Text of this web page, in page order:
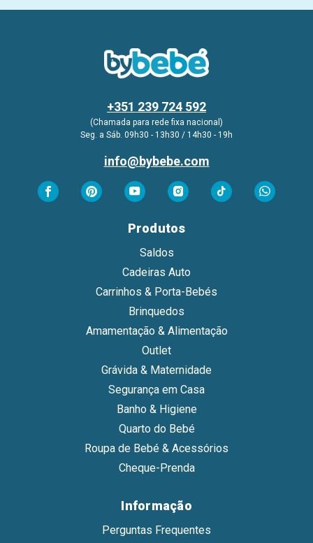
+351 239 724 592
(Chamada para rede fixa nacional)
Seg. a Sáb. 09h30 - 13h30 / 14h30 - 19h
info@bybebe.com
Produtos
Saldos
Cadeiras Auto
Carrinhos & Porta-Bebés
Brinquedos
Amamentação & Alimentação
Outlet
Grávida & Maternidade
Segurança em Casa
Banho & Higiene
Quarto do Bebé
Roupa de Bebé & Acessórios
Cheque-Prenda
Informação
Perguntas Frequentes